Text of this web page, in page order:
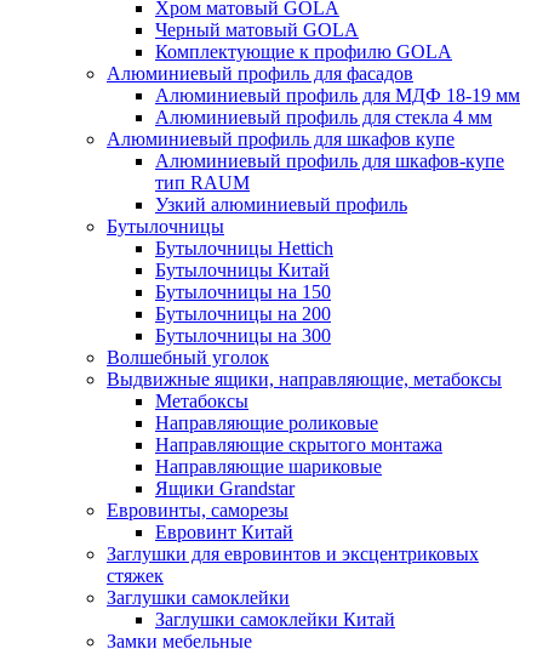
Хром матовый GOLA
Черный матовый GOLA
Комплектующие к профилю GOLA
Алюминиевый профиль для фасадов
Алюминиевый профиль для МДФ 18-19 мм
Алюминиевый профиль для стекла 4 мм
Алюминиевый профиль для шкафов купе
Алюминиевый профиль для шкафов-купе
тип RAUM
Узкий алюминиевый профиль
Бутылочницы
Бутылочницы Hettich
Бутылочницы Китай
Бутылочницы на 150
Бутылочницы на 200
Бутылочницы на 300
Волшебный уголок
Выдвижные ящики, направляющие, метабоксы
Метабоксы
Направляющие роликовые
Направляющие скрытого монтажа
Направляющие шариковые
Ящики Grandstar
Евровинты, саморезы
Евровинт Китай
Заглушки для евровинтов и эксцентриковых
стяжек
Заглушки самоклейки
Заглушки самоклейки Китай
Замки мебельные